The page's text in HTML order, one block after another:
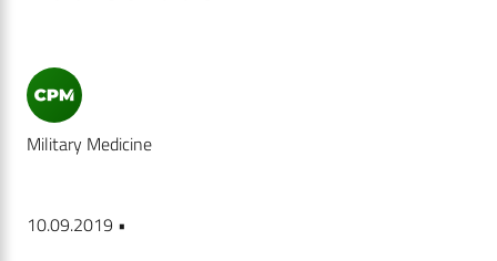
Military Medicine
10.09.2019 •